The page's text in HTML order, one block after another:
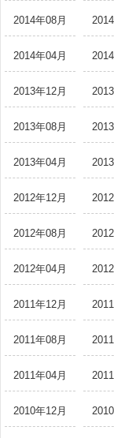
2014年08月
2014年04月
2013年12月
2013年08月
2013年04月
2012年12月
2012年08月
2012年04月
2011年12月
2011年08月
2011年04月
2010年12月